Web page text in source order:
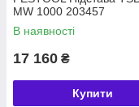
MW 1000 203457
В наявності
17 160 ₴
Купити